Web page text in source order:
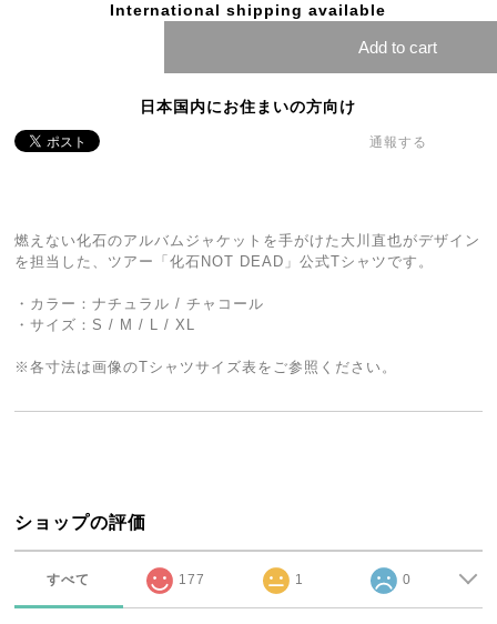
International shipping available
Add to cart
日本国内にお住まいの方向け
通報する
燃えない化石のアルバムジャケットを手がけた大川直也がデザイン
を担当した、ツアー「化石NOT DEAD」公式Tシャツです。
・カラー：ナチュラル / チャコール
・サイズ：S / M / L / XL
※各寸法は画像のTシャツサイズ表をご参照ください。
ショップの評価
すべて 177 1 0